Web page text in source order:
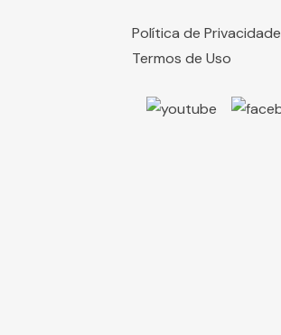
Política de Privacidade
Termos de Uso